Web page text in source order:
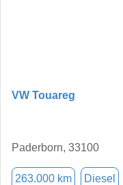
VW Touareg
Paderborn, 33100
263.000 km Diesel